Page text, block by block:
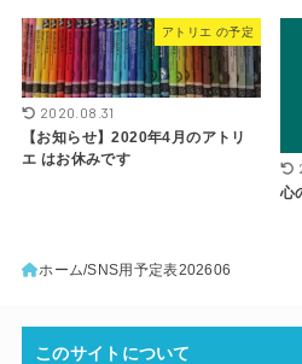
アトリエ の予定
2020.08.31
【お知らせ】2020年4月のアトリ
エ はお休みです
心
ホーム SNS用予定表202606
このサイトについて